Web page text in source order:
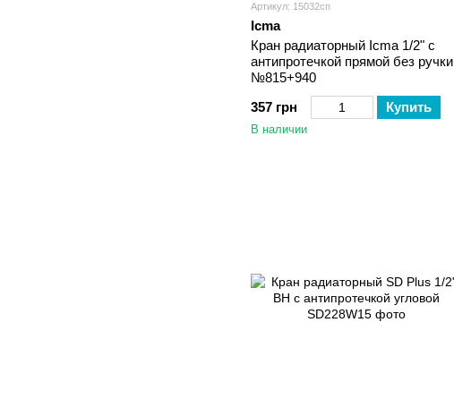
Артикул: 15032сп
Icma
Кран радиаторный Icma 1/2" с
антипротечкой прямой без ручки
№815+940
357 грн
Купить
В наличии